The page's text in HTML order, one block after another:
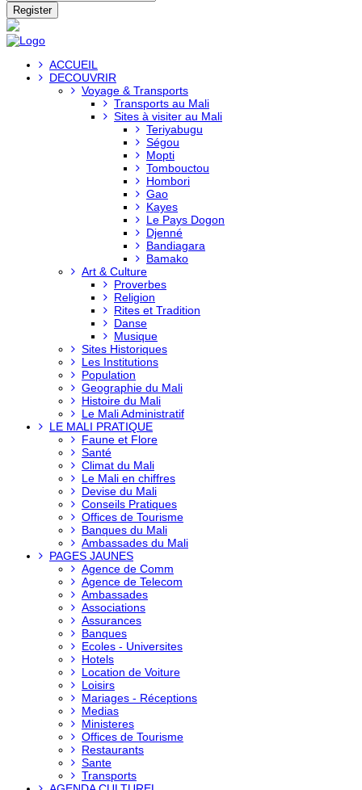
Register
ACCUEIL
DECOUVRIR
Voyage & Transports
Transports au Mali
Sites à visiter au Mali
Teriyabugu
Ségou
Mopti
Tombouctou
Hombori
Gao
Kayes
Le Pays Dogon
Djenné
Bandiagara
Bamako
Art & Culture
Proverbes
Religion
Rites et Tradition
Danse
Musique
Sites Historiques
Les Institutions
Population
Geographie du Mali
Histoire du Mali
Le Mali Administratif
LE MALI PRATIQUE
Faune et Flore
Santé
Climat du Mali
Le Mali en chiffres
Devise du Mali
Conseils Pratiques
Offices de Tourisme
Banques du Mali
Ambassades du Mali
PAGES JAUNES
Agence de Comm
Agence de Telecom
Ambassades
Associations
Assurances
Banques
Ecoles - Universites
Hotels
Location de Voiture
Loisirs
Mariages - Réceptions
Medias
Ministeres
Offices de Tourisme
Restaurants
Sante
Transports